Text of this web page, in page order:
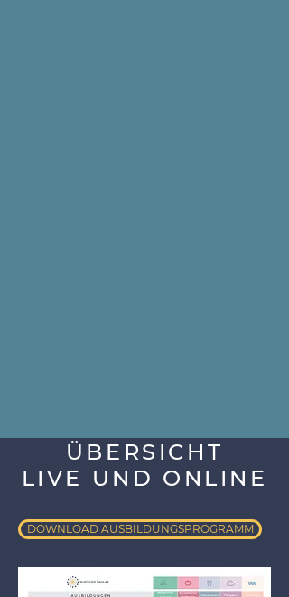
ÜBERSICHT
LIVE UND ONLINE
DOWNLOAD AUSBILDUNGSPROGRAMM